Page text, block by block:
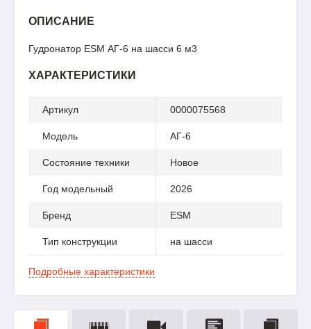
ОПИСАНИЕ
Гудронатор ESM АГ-6 на шасси 6 м3
ХАРАКТЕРИСТИКИ
Артикул 0000075568
Модель АГ-6
Состояние техники Новое
Год модельный 2026
Бренд ESM
Тип конструкции на шасси
Подробные характеристики